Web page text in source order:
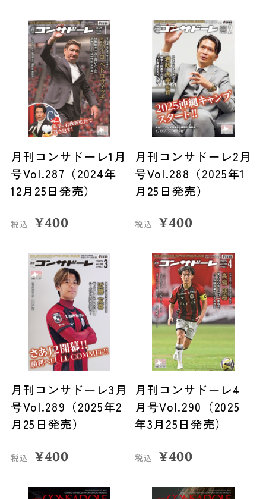
月刊コンサドーレ1月
号Vol.287（2024年
12月25日発売）
税込 ¥400
月刊コンサドーレ2月
号Vol.288（2025年1
月25日発売）
税込 ¥400
月刊コンサドーレ3月
号Vol.289（2025年2
月25日発売）
税込 ¥400
月刊コンサドーレ4
月号Vol.290（2025
年3月25日発売）
税込 ¥400